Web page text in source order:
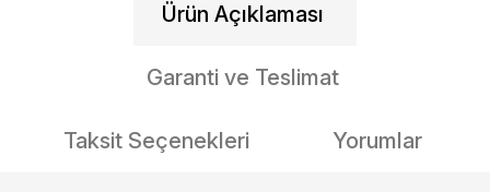
Ürün Açıklaması
Garanti ve Teslimat
Taksit Seçenekleri Yorumlar